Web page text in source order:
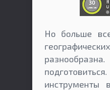
Но больше